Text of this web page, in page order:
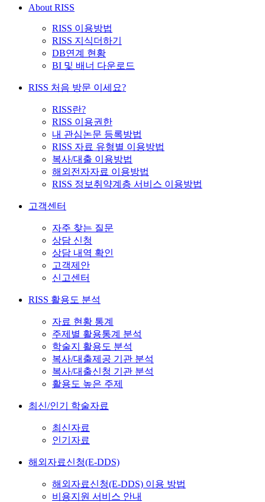
About RISS
RISS 이용방법
RISS 지식더하기
DB연계 현황
BI 및 배너 다운로드
RISS 처음 방문 이세요?
RISS란?
RISS 이용권한
내 관심논문 등록방법
RISS 자료 유형별 이용방법
복사/대출 이용방법
해외전자자료 이용방법
RISS 정보취약계층 서비스 이용방법
고객센터
자주 찾는 질문
상담 신청
상담 내역 확인
고객제안
신고센터
RISS 활용도 분석
자료 현황 통계
주제별 활용통계 분석
학술지 활용도 분석
복사/대출제공 기관 분석
복사/대출신청 기관 분석
활용도 높은 주제
최신/인기 학술자료
최신자료
인기자료
해외자료신청(E-DDS)
해외자료신청(E-DDS) 이용 방법
비용지원 서비스 안내